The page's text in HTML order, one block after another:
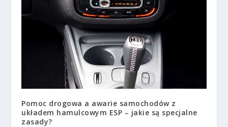
Pomoc drogowa a awarie samochodów z
układem hamulcowym ESP – jakie są specjalne
zasady?